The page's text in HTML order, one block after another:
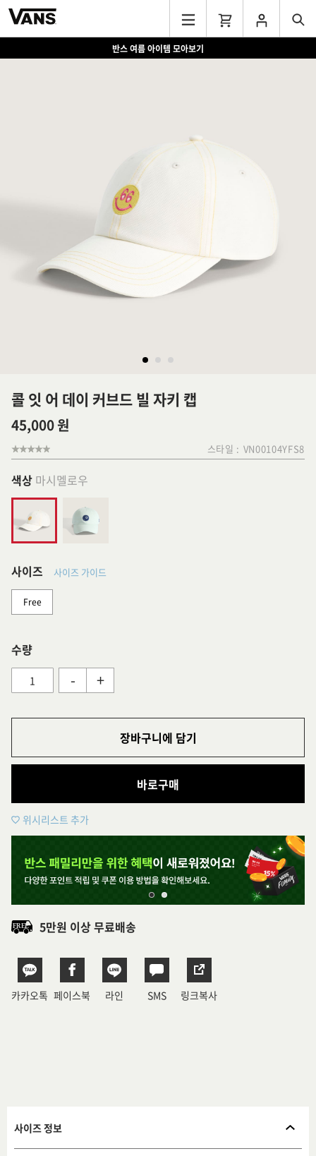
반스 여름 아이템 모아보기
콜 잇 어 데이 커브드 빌 자키 캡
45,000 원
스타일 : VN00104YFS8
색상 마시멜로우
사이즈 사이즈 가이드
Free
수량
- +
장바구니에 담기
바로구매
위시리스트 추가
5만원 이상 무료배송
카카오톡 페이스북 라인 SMS 링크복사
사이즈 정보